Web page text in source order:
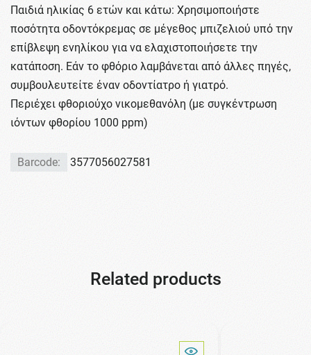
Παιδιά ηλικίας 6 ετών και κάτω: Χρησιμοποιήστε
ποσότητα οδοντόκρεμας σε μέγεθος μπιζελιού υπό την
επίβλεψη ενηλίκου για να ελαχιστοποιήσετε την
κατάποση. Εάν το φθόριο λαμβάνεται από άλλες πηγές,
συμβουλευτείτε έναν οδοντίατρο ή γιατρό.
Περιέχει φθοριούχο νικομεθανόλη (με συγκέντρωση
ιόντων φθορίου 1000 ppm)
Barcode: 3577056027581
Related products